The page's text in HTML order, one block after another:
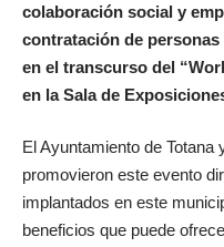
colaboración social y
contratación de
en el transcurso del
en la Sala de
El Ayuntamiento de
promovieron este evento
implantados en este
beneficios que puede